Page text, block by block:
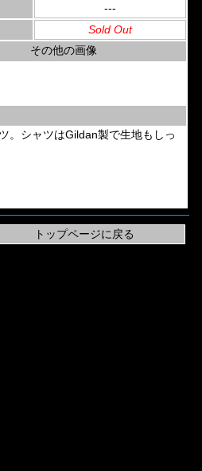
---
Sold Out
その他の画像
。シャツはGildan製で生地もしっ